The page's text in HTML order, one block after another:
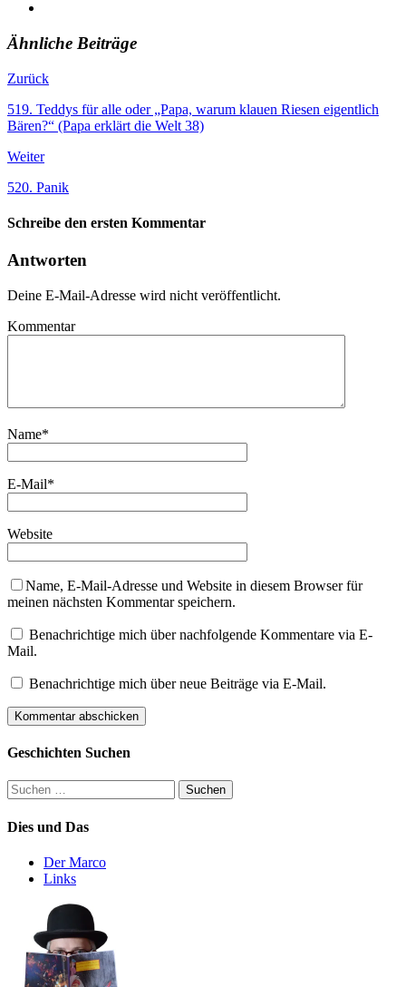
Ähnliche Beiträge
Zurück
519. Teddys für alle oder „Papa, warum klauen Riesen eigentlich
Bären?“ (Papa erklärt die Welt 38)
Weiter
520. Panik
Schreibe den ersten Kommentar
Antworten
Deine E-Mail-Adresse wird nicht veröffentlicht.
Kommentar
Name*
E-Mail*
Website
Name, E-Mail-Adresse und Website in diesem Browser für
meinen nächsten Kommentar speichern.
Benachrichtige mich über nachfolgende Kommentare via E-
Mail.
Benachrichtige mich über neue Beiträge via E-Mail.
Geschichten Suchen
Suchen
nach:
Dies und Das
Der Marco
Links